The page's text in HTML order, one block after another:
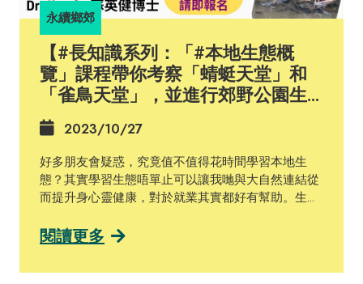
Warmer」嘅產品雛型。其設計雖然看似簡單，實際
上内有乾坤。Embrace Warmer嘅核心科技是一塊
蠟，蠟嘅熔點是攝氏37C，即一般人嘅體溫，且在融
化後能維持恆溫長達8小時。因為呢個產品嘅價格優
惠、操作簡單易用，令鄉郊嘅BB都可以保暖，而呢個
由 設計思維 製作出嚟嘅保溫箱就成功拯救了超過四
十萬個小生命，幫助佢哋活出健康人生。 我哋有部分
Urban-Rural Sustainability Fellows參與咗我地嘅
Competition，競逐種子基金將創意化為實踐。比賽
已經進入決賽階段，賽果將於「永續鄉郊－亞太區合
作計劃」嘅網頁（https://ccsg.hku.hk/airi/）公布，
合作計劃 #香港大學 #永續發展 #可持續發展 #鄉郊
#SustainableDevelopmnt #Sustainability
永續鄉郊
【#長知識系列：「#本地生態概
覽」課程帶你考察「蜻蜓天堂」和
「雀鳥天堂」，並進行郊野公園生
態調查】
2023/10/27
好多朋友會疑惑，究竟值不值得花時間學習本地生
態？其實學習生態唔單止可以讓我哋與大自然連結從
而提升身心靈健康，對於就業其實都好有幫助。生態
響評估，抑或係協助環團做一啲鄉郊保育工作，都好
閱讀更多